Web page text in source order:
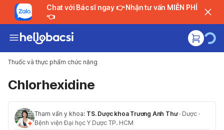
Chat với Bác sĩ ngay 👉 Nhận tư vấn MIỄN PHÍ
👈
Thuốc và thực phẩm chức năng
Chlorhexidine
Tham vấn y khoa: TS. Dược khoa Trương Anh Thư · Dược ·
Bệnh viện Đại học Y Dược TP. HCM